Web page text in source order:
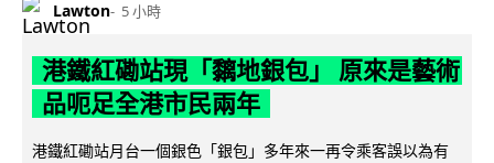
Lawton 5 小時
港鐵紅磡站現「黐地銀包」 原來是藝術
品呃足全港市民兩年
港鐵紅磡站月台一個銀色「銀包」多年來一再令乘客誤以為有